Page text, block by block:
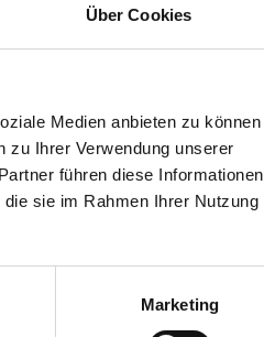
Über Cookies
Medien anbieten zu können
zu Ihrer Verwendung unserer
führen diese Informationen
sie im Rahmen Ihrer Nutzung
Marketing